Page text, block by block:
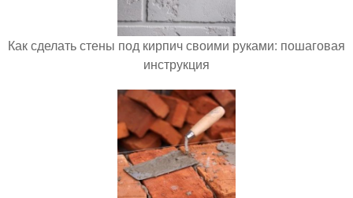
Как сделать стены под кирпич своими руками: пошаговая
инструкция